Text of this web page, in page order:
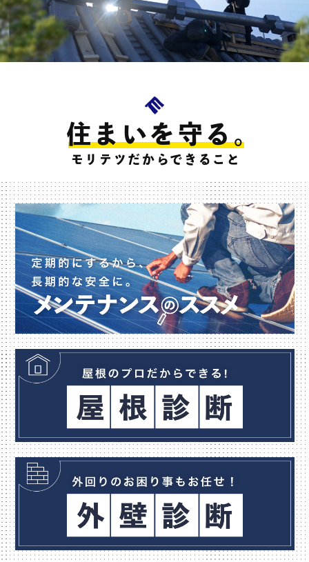
住まいを守る。
モリテツだからできること